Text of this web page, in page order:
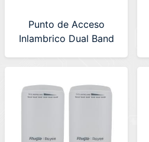
Punto de Acceso
Inlambrico Dual Band